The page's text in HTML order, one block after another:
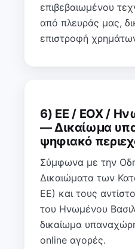
επιβεβαιωμένου
από πλευράς μας,
επιστροφή
6) ΕΕ / ΕΟΧ /
— Δικαίωμα
ψηφιακό
Σύμφωνα με την
Δικαιώματα των
ΕΕ) και τους
του Ηνωμένου
δικαίωμα
online αγορές.